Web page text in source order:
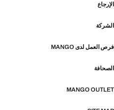
الإرجاع
الشركة
فرص العمل لدى MANGO
الصحافة
MANGO OUTLET